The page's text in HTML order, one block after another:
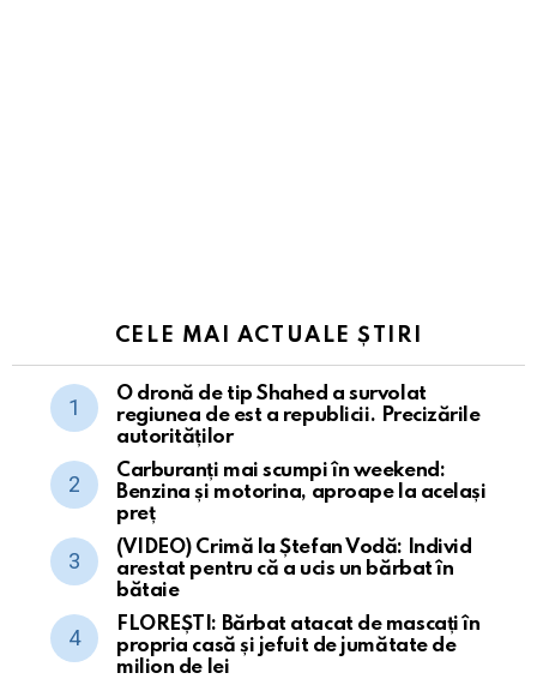
CELE MAI ACTUALE ȘTIRI
O dronă de tip Shahed a survolat
regiunea de est a republicii. Precizările
autorităților
Carburanți mai scumpi în weekend:
Benzina și motorina, aproape la același
preț
(VIDEO) Crimă la Ștefan Vodă: Individ
arestat pentru că a ucis un bărbat în
bătaie
FLOREȘTI: Bărbat atacat de mascați în
propria casă și jefuit de jumătate de
milion de lei